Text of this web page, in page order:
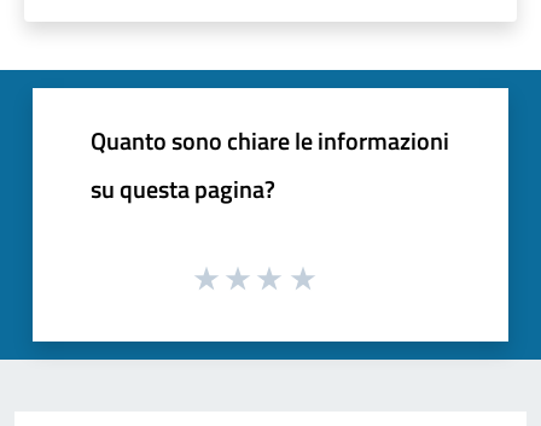
Quanto sono chiare le informazioni
su questa pagina?